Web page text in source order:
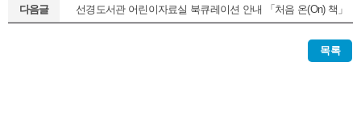
다음글 선경도서관 어린이자료실 북큐레이션 안내 「처음 온(On) 책」
목록